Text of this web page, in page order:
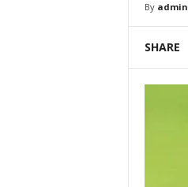
By admin
SHARE